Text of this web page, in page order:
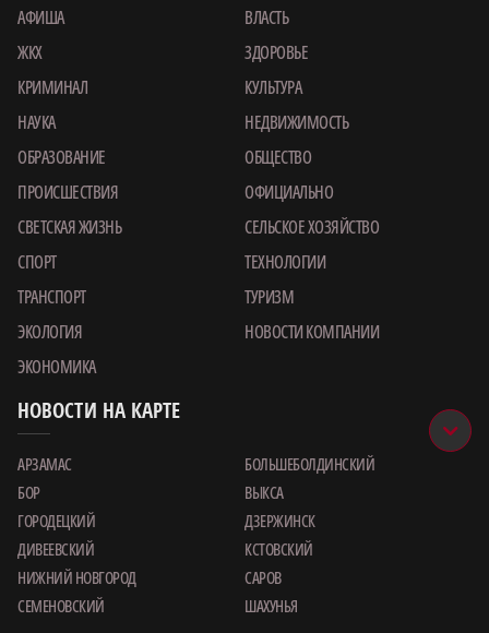
АФИША
ВЛАСТЬ
ЖКХ
ЗДОРОВЬЕ
КРИМИНАЛ
КУЛЬТУРА
НАУКА
НЕДВИЖИМОСТЬ
ОБРАЗОВАНИЕ
ОБЩЕСТВО
ПРОИСШЕСТВИЯ
ОФИЦИАЛЬНО
СВЕТСКАЯ ЖИЗНЬ
СЕЛЬСКОЕ ХОЗЯЙСТВО
СПОРТ
ТЕХНОЛОГИИ
ТРАНСПОРТ
ТУРИЗМ
ЭКОЛОГИЯ
НОВОСТИ КОМПАНИИ
ЭКОНОМИКА
НОВОСТИ НА КАРТЕ
АРЗАМАС
БОЛЬШЕБОЛДИНСКИЙ
БОР
ВЫКСА
ГОРОДЕЦКИЙ
ДЗЕРЖИНСК
ДИВЕЕВСКИЙ
КСТОВСКИЙ
НИЖНИЙ НОВГОРОД
САРОВ
СЕМЕНОВСКИЙ
ШАХУНЬЯ